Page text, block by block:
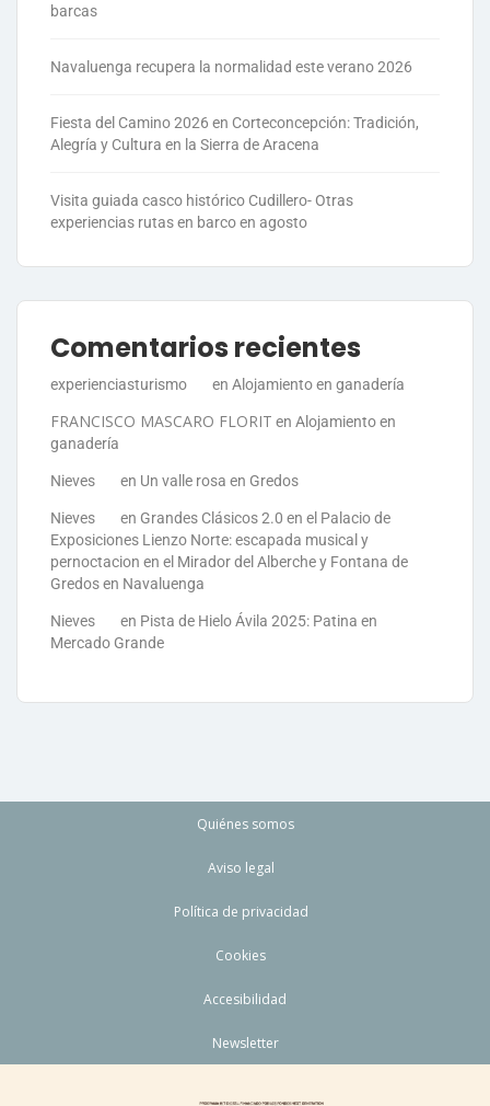
barcas
Navaluenga recupera la normalidad este verano 2026
Fiesta del Camino 2026 en Corteconcepción: Tradición,
Alegría y Cultura en la Sierra de Aracena
Visita guiada casco histórico Cudillero- Otras
experiencias rutas en barco en agosto
Comentarios recientes
experienciasturismo en Alojamiento en ganadería
FRANCISCO MASCARO FLORIT en Alojamiento en
ganadería
Nieves en Un valle rosa en Gredos
Nieves en Grandes Clásicos 2.0 en el Palacio de
Exposiciones Lienzo Norte: escapada musical y
pernoctacion en el Mirador del Alberche y Fontana de
Gredos en Navaluenga
Nieves en Pista de Hielo Ávila 2025: Patina en
Mercado Grande
Quiénes somos
Aviso legal
Política de privacidad
Cookies
Accesibilidad
Newsletter